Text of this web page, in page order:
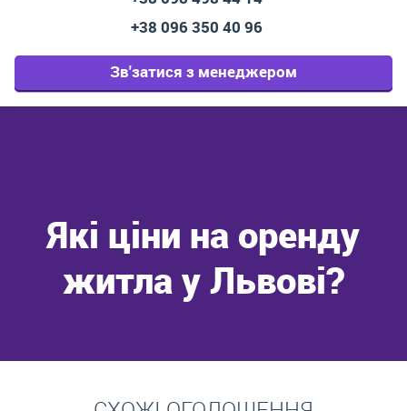
+38 096 350 40 96
Зв'затися з менеджером
Які ціни на оренду
житла у Львові?